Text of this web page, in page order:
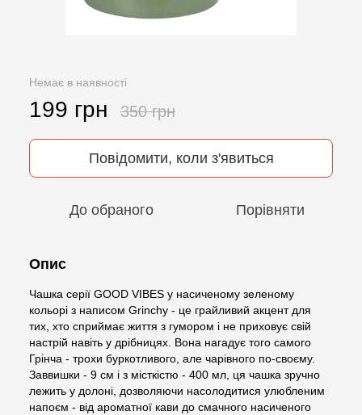
Немає в наявності
199 грн 350 грн
Повідомити, коли з'явиться
До обраного Порівняти
Опис
Чашка серії GOOD VIBES у насиченому зеленому
кольорі з написом Grinchy - це грайливий акцент для
тих, хто сприймає життя з гумором і не приховує свій
настрій навіть у дрібницях. Вона нагадує того самого
Грінча - трохи буркотливого, але чарівного по-своєму.
Заввишки - 9 см і з місткістю - 400 мл, ця чашка зручно
лежить у долоні, дозволяючи насолодитися улюбленим
напоєм - від ароматної кави до смачного насиченого